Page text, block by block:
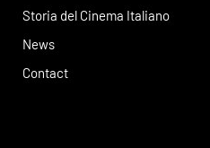
Storia del Cinema Italiano
News
Contact